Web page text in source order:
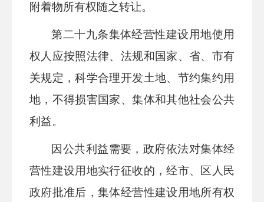
附着物所有权随之转让。
第二十九条集体经营性建设用地使用
权人应按照法律、法规和国家、省、市有
关规定，科学合理开发土地、节约集约用
地，不得损害国家、集体和其他社会公共
利益。
因公共利益需要，政府依法对集体经
营性建设用地实行征收的，经市、
区 人民
政府批准后，集体经营性建设用地所有权